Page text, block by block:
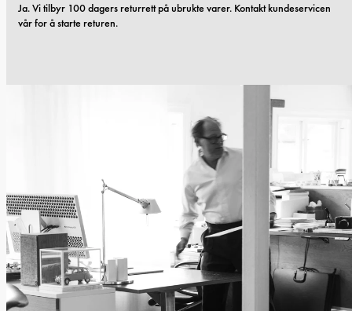
Ja. Vi tilbyr 100 dagers returrett på ubrukte varer. Kontakt kundeservicen
vår for å starte returen.